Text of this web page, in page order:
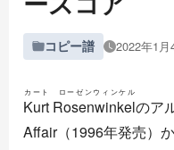
コピー譜 2022年1月
Kurt Rosenwinkel
カート ローゼンウィンケル
のア
Affair（1996年発売）